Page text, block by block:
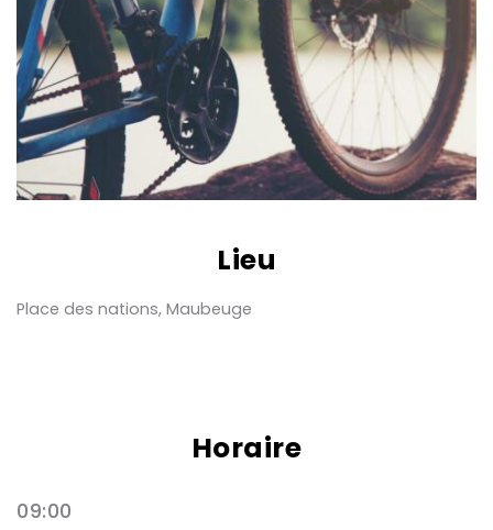
Lieu
Place des nations, Maubeuge
Horaire
09:00